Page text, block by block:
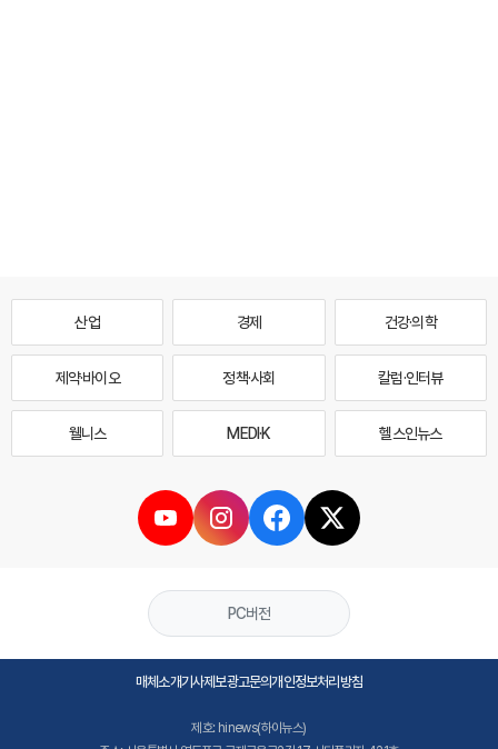
산업 경제 건강·의학
제약·바이오 정책·사회 칼럼·인터뷰
웰니스 MEDI·K 헬스인뉴스
PC버전
매체소개기사제보광고문의개인정보처리방침
제호: hinews(하이뉴스)